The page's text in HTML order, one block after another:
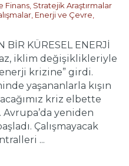
Finans Stratejik Araştırmalar
Enerji ve Çevre
BİR KÜRESEL ENERJİ
iklim değişiklikleriyle
krizine” girdi.
yaşananlarla kışın
kriz elbette
Avrupa’da yeniden
Çalışmayacak
...